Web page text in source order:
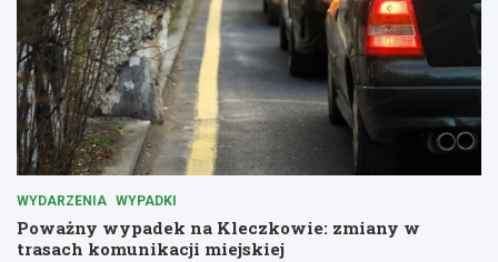
WYDARZENIA WYPADKI
Poważny wypadek na Kleczkowie: zmiany w
trasach komunikacji miejskiej